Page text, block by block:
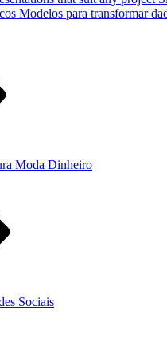
Modelos para transformar
Moda Dinheiro
Sociais